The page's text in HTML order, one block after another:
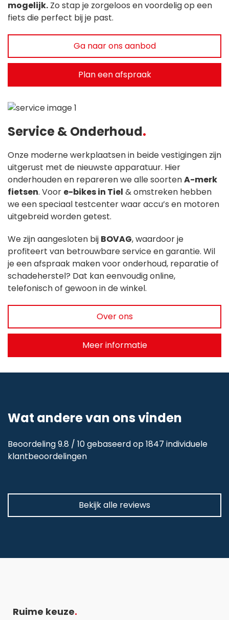
mogelijk. Zo stap je zorgeloos en voordelig op een
fiets die perfect bij je past.
Ga naar ons aanbod
Plan een afspraak
Service & Onderhoud
Onze moderne werkplaatsen in beide vestigingen zijn
uitgerust met de nieuwste apparatuur. Hier
onderhouden en repareren we alle soortenA-merk
fietsen. Voor e-bikes in Tiel & omstreken hebben
we een speciaal testcenter waar accu’s en motoren
uitgebreid worden getest.
We zijn aangesloten bij BOVAG, waardoor je
profiteert van betrouwbare service en garantie. Wil
je een afspraak maken voor onderhoud, reparatie of
schadeherstel? Dat kan eenvoudig online,
telefonisch of gewoon in de winkel.
Over ons
Meer informatie
Wat andere van ons vinden
Beoordeling 9.8 / 10 gebaseerd op 1847 individuele
klantbeoordelingen
Bekijk alle reviews
Ruime keuze